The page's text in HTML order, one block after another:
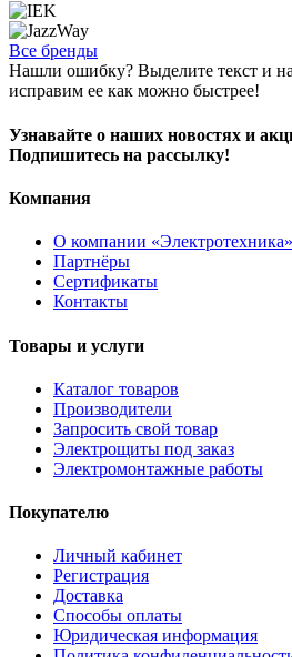
Все бренды
Нашли ошибку? Выделите текст и
исправим ее как можно быстрее!
Узнавайте о наших новостях и
Подпишитесь на рассылку!
Компания
О компании «Электротехника»
Партнёры
Сертификаты
Контакты
Товары и услуги
Каталог товаров
Производители
Запросить свой товар
Электрощиты под заказ
Электромонтажные работы
Покупателю
Личный кабинет
Регистрация
Доставка
Способы оплаты
Юридическая информация